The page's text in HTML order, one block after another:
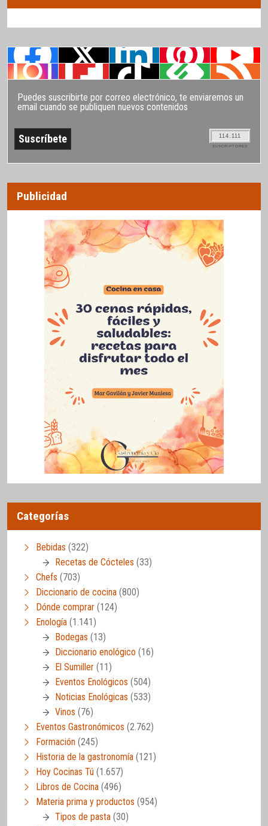
Puedes suscribirte por correo electrónico, te enviaremos un
email cuando se publiquen nuevos contenidos
114.111
SUSCRIPTORES
Publicidad
Categorías
Bebidas (322)
Recetas de Cócteles (33)
Chefs (703)
Diccionario de cocina (800)
Dónde comprar (124)
Enología (1.141)
Bodegas (13)
Diccionario enológico (16)
El Sumiller (11)
Eventos Enológicos (504)
Noticias Enológicas (533)
Vinos (76)
Eventos Gastronómicos (2.762)
Formación (245)
Historia de la gastronomía (121)
Hoy Cocinas Tú (1.657)
Libros de Cocina (496)
Materia prima y productos (954)
Tipos de pasta (30)